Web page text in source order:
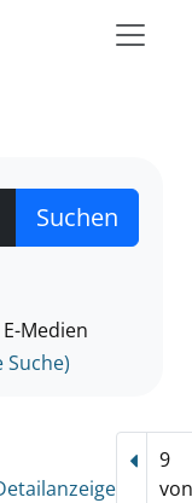
Sie suchen wollen.
E-Medien
9